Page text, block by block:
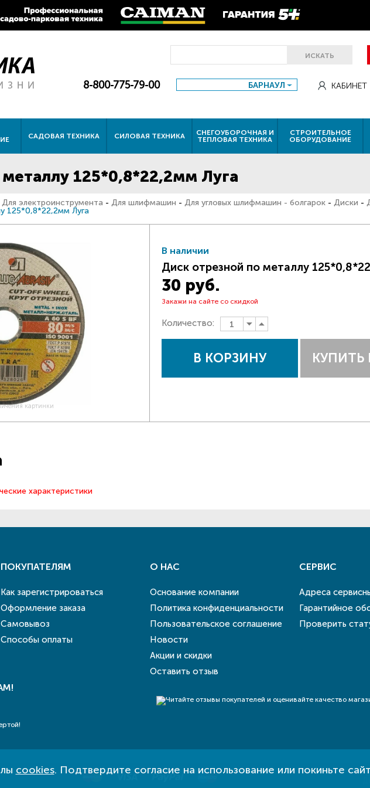
ИСКАТЬ
8-800-775-79-00 БАРНАУЛ КАБИНЕТ
САДОВАЯ ТЕХНИКА СИЛОВАЯ ТЕХНИКА
СНЕГОУБОРОЧНАЯ И
ТЕПЛОВАЯ ТЕХНИКА
СТРОИТЕЛЬНОЕ
ОБОРУДОВАНИЕ
125*0,8*22,2мм Луга
Для электроинструмента - Для шлифмашин - Для угловых шлифмашин - болгарок - Диски -
125*0,8*22,2мм Луга
картинки
В наличии
Диск отрезной по металлу
30 руб.
Закажи на сайте со скидкой
Количество:
В КОРЗИНУ КУПИТЬ
характеристики
cookies. Подтвердите согласие на использование или покиньте сайт
ПОКУПАТЕЛЯМ
Как зарегистрироваться
Оформление заказа
Самовывоз
Способы оплаты
О НАС
Основание компании
Политика конфиденциальности
Пользовательское соглашение
Новости
Акции и скидки
Оставить отзыв
СЕРВИС
Адреса
Гарантийное
Проверить